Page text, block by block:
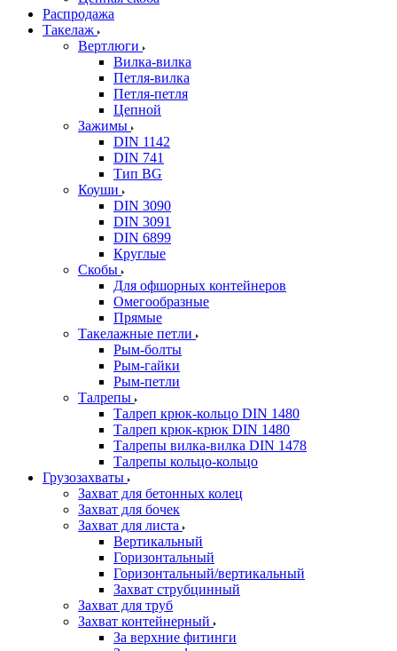
Распродажа
Такелаж
Вертлюги
Вилка-вилка
Петля-вилка
Петля-петля
Цепной
Зажимы
DIN 1142
DIN 741
Тип BG
Коуши
DIN 3090
DIN 3091
DIN 6899
Круглые
Скобы
Для офшорных контейнеров
Омегообразные
Прямые
Такелажные петли
Рым-болты
Рым-гайки
Рым-петли
Талрепы
Талреп крюк-кольцо DIN 1480
Талреп крюк-крюк DIN 1480
Талрепы вилка-вилка DIN 1478
Талрепы кольцо-кольцо
Грузозахваты
Захват для бетонных колец
Захват для бочек
Захват для листа
Вертикальный
Горизонтальный
Горизонтальный/вертикальный
Захват струбцинный
Захват для труб
Захват контейнерный
За верхние фитинги